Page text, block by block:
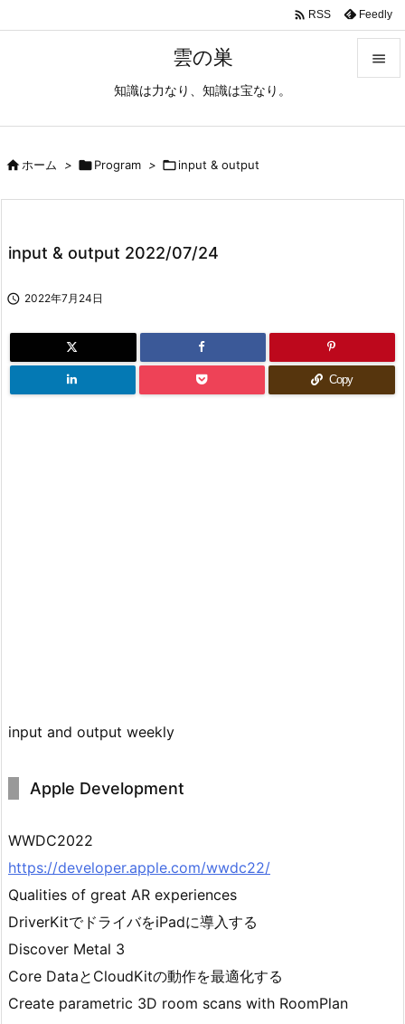
雲の巣
知識は力なり、知識は宝なり。

 RSS Feedly
ホーム > Program > input & output
input & output 2022/07/24
 2022年7月24日
Copy
input and output weekly
Apple Development
WWDC2022
https://developer.apple.com/wwdc22/
Qualities of great AR experiences
DriverKitでドライバをiPadに導入する
Discover Metal 3
Core DataとCloudKitの動作を最適化する
Create parametric 3D room scans with RoomPlan